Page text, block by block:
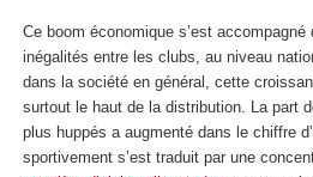
Ce boom économique s’est accompagné
inégalités entre les clubs, au niveau
dans la société en général, cette
surtout le haut de la distribution. La part
plus huppés a augmenté dans le chiffre
sportivement s’est traduit par une